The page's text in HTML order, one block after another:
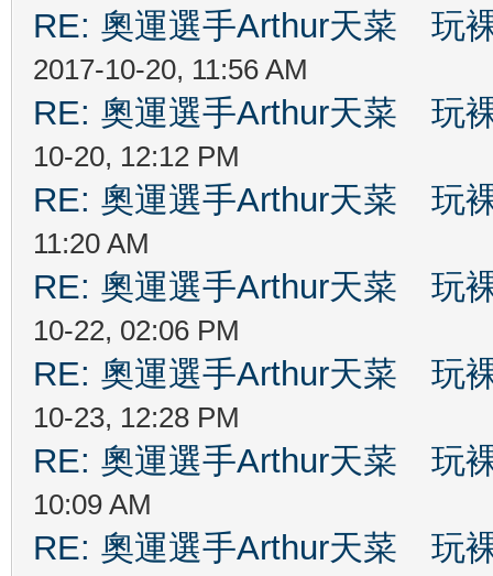
RE: 奧運選手Arthur天菜 玩
2017-10-20, 11:56 AM
RE: 奧運選手Arthur天菜 玩
10-20, 12:12 PM
RE: 奧運選手Arthur天菜 玩
11:20 AM
RE: 奧運選手Arthur天菜 玩
10-22, 02:06 PM
RE: 奧運選手Arthur天菜 玩
10-23, 12:28 PM
RE: 奧運選手Arthur天菜 玩
10:09 AM
RE: 奧運選手Arthur天菜 玩